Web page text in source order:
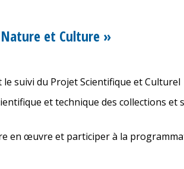
et Culture »
suivi du Projet Scientifique et Culturel
et technique des collections
en œuvre et participer à la